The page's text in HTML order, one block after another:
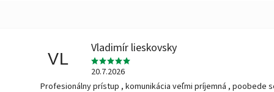
VL
Vladimír lieskovsky
20.7.2026
Profesionálny prístup , komunikácia veľmi príjemná , poobede